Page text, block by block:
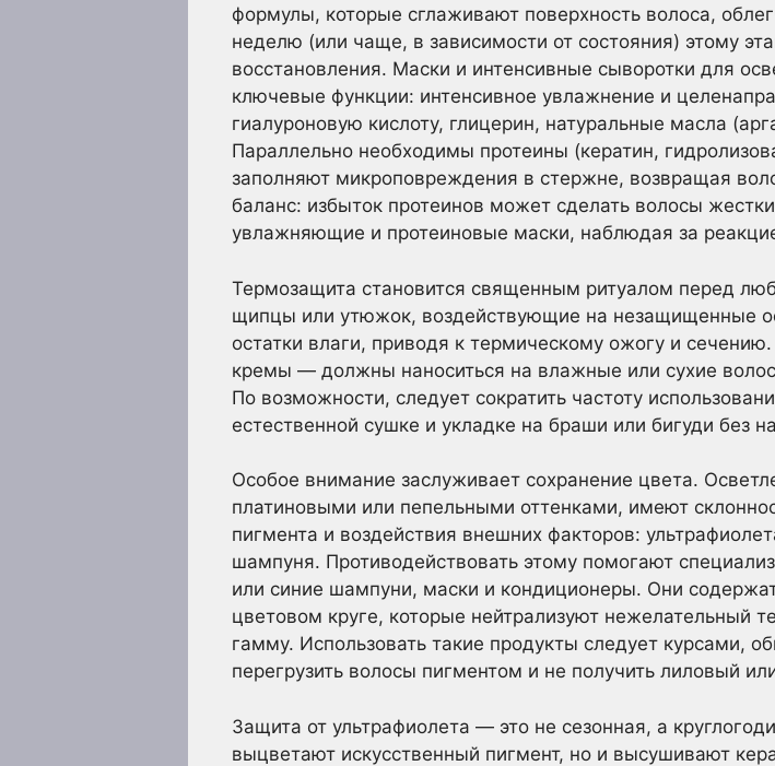
формулы, которые сглаживают поверхность волоса,
неделю (или чаще, в зависимости от состояния) этому
восстановления. Маски и интенсивные сыворотки для
ключевые функции: интенсивное увлажнение и
гиалуроновую кислоту, глицерин, натуральные масла
Параллельно необходимы протеины (кератин,
заполняют микроповреждения в стержне, возвращая
баланс: избыток протеинов может сделать волосы
увлажняющие и протеиновые маски, наблюдая за
Термозащита становится священным ритуалом перед
щипцы или утюжок, воздействующие на незащищенные
остатки влаги, приводя к термическому ожогу и
кремы — должны наноситься на влажные или сухие
По возможности, следует сократить частоту
естественной сушке и укладке на браши или бигуди без
Особое внимание заслуживает сохранение цвета.
платиновыми или пепельными оттенками, имеют
пигмента и воздействия внешних факторов:
шампуня. Противодействовать этому помогают
или синие шампуни, маски и кондиционеры. Они
цветовом круге, которые нейтрализуют нежелательный
гамму. Использовать такие продукты следует курсами,
перегрузить волосы пигментом и не получить лиловый
Защита от ультрафиолета — это не сезонная, а
выцветают искусственный пигмент, но и высушивают